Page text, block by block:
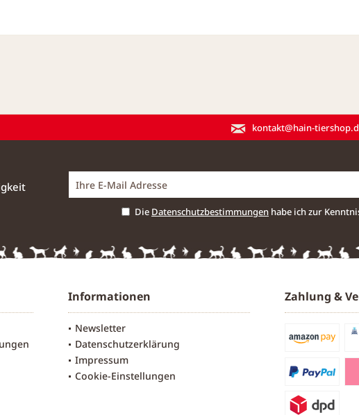
kontakt@hain-
Die Datenschutzbestimmungen habe ich zur
Informationen
Newsletter
Datenschutzerklärung
Impressum
Cookie-Einstellungen
Zahlung &